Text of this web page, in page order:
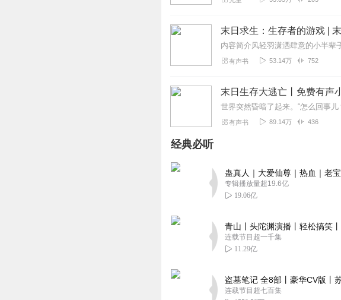
末日求生：生存者的游戏 |
有声书 53.14万 752
末日生存大逃亡丨免费有声
有声书 89.14万 436
经典必听
蛊真人｜大爱仙尊｜热血｜老
专辑播放量超19.6亿
19.06亿
青山丨头陀渊演播丨轻松搞笑
连载节目超一千集
11.29亿
盗墓笔记 全8部丨豪华CV版丨
连载节目超七百集